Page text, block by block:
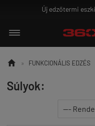
Új edzőtermi
 » FUNKCIONÁLIS EDZÉS
Súlyok: